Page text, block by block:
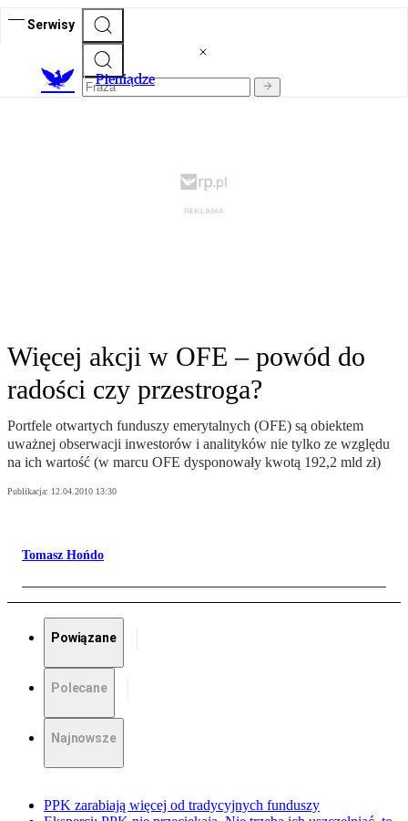
Serwisy
Pieniądze
Więcej akcji w OFE – powód do
radości czy przestroga?
Portfele otwartych funduszy emerytalnych (OFE) są obiektem
uważnej obserwacji inwestorów i analityków nie tylko ze względu
na ich wartość (w marcu OFE dysponowały kwotą 192,2 mld zł)
Publikacja: 12.04.2010 13:30
Tomasz Hońdo
Powiązane
Polecane
Najnowsze
PPK zarabiają więcej od tradycyjnych funduszy